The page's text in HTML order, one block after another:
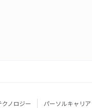
ノロジー
パーソルキャリア